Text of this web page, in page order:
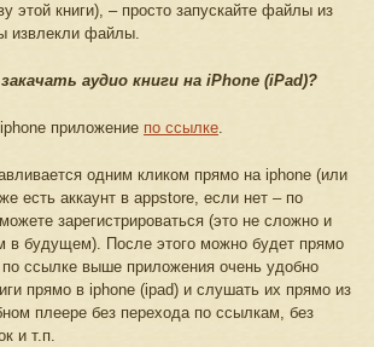
этой книги), – просто запускайте файлы из
извлекли файлы.
аудио книги на iPhone (iPad)?
приложение по ссылке.
одним кликом прямо на iphone (или
есть аккаунт в appstore, если нет – по
зарегистрироваться (это не сложно и
в будущем). После этого можно будет прямо
по ссылке выше приложения очень удобно
прямо в iphone (ipad) и слушать их прямо из
плеере без перехода по ссылкам, без
и т.п.